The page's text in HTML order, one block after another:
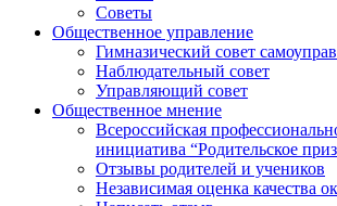
Советы
Общественное управление
Гимназический совет
Наблюдательный совет
Управляющий совет
Общественное мнение
Всероссийская
инициатива “Родительское
Отзывы родителей и учеников
Независимая оценка качества